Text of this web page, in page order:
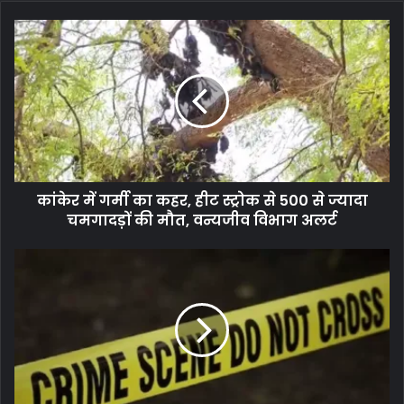
कांकेर में गर्मी का कहर, हीट स्ट्रोक से 500 से ज्यादा
चमगादड़ों की मौत, वन्यजीव विभाग अलर्ट